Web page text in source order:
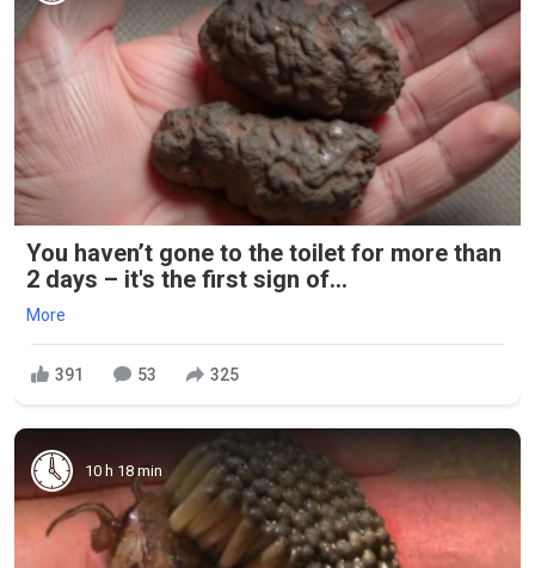
You haven’t gone to the toilet for more than
2 days – it's the first sign of...
More
391 53 325
10 h 18 min